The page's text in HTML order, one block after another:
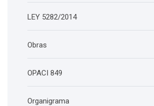
LEY 5282/2014
Obras
OPACI 849
Organigrama